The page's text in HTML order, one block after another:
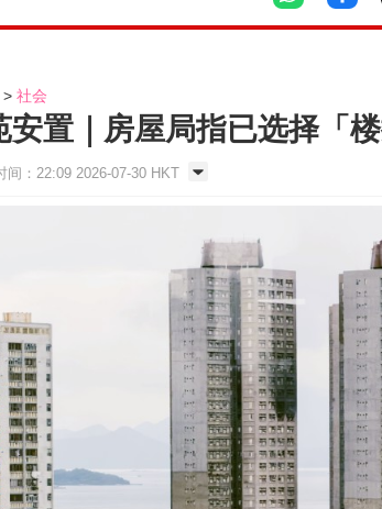
社会
安置｜房屋局指已选择「
间：22:09 2026-07-30 HKT